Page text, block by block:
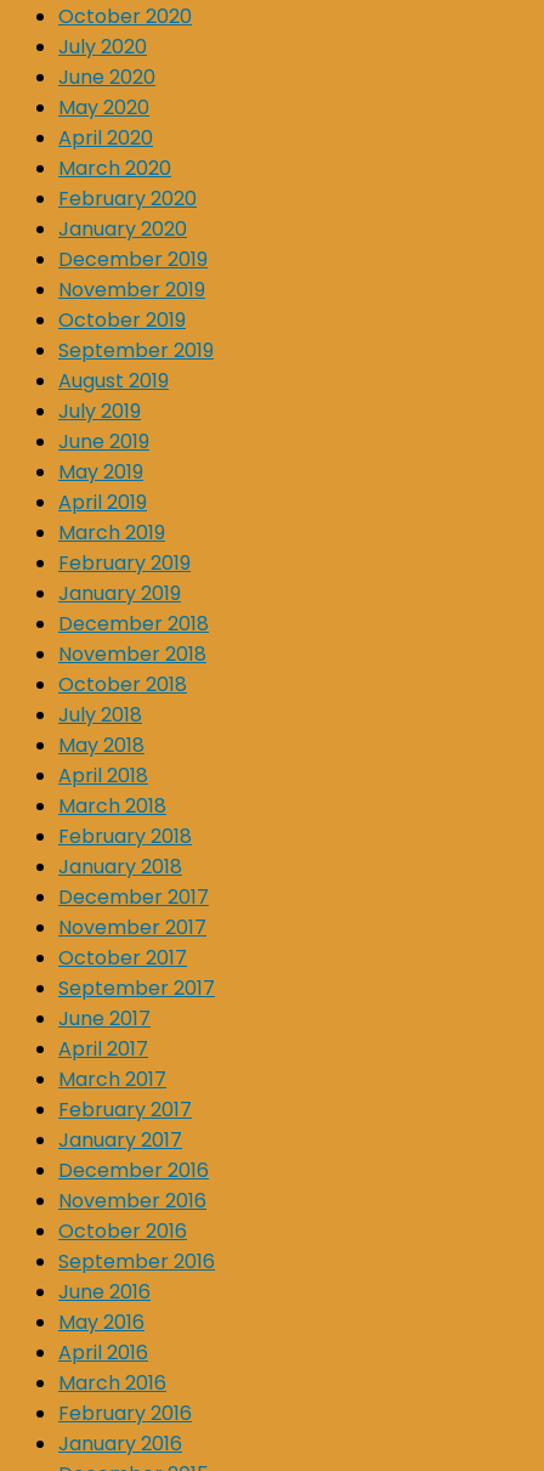
October 2020
July 2020
June 2020
May 2020
April 2020
March 2020
February 2020
January 2020
December 2019
November 2019
October 2019
September 2019
August 2019
July 2019
June 2019
May 2019
April 2019
March 2019
February 2019
January 2019
December 2018
November 2018
October 2018
July 2018
May 2018
April 2018
March 2018
February 2018
January 2018
December 2017
November 2017
October 2017
September 2017
June 2017
April 2017
March 2017
February 2017
January 2017
December 2016
November 2016
October 2016
September 2016
June 2016
May 2016
April 2016
March 2016
February 2016
January 2016